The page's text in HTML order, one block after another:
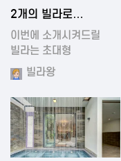
2024-11-19 00:54
2개의 빌라로
구성되어있는 대형
풀빌…
이번에 소개시켜드릴
빌라는 초대형
빌라입니다.…
빌라왕